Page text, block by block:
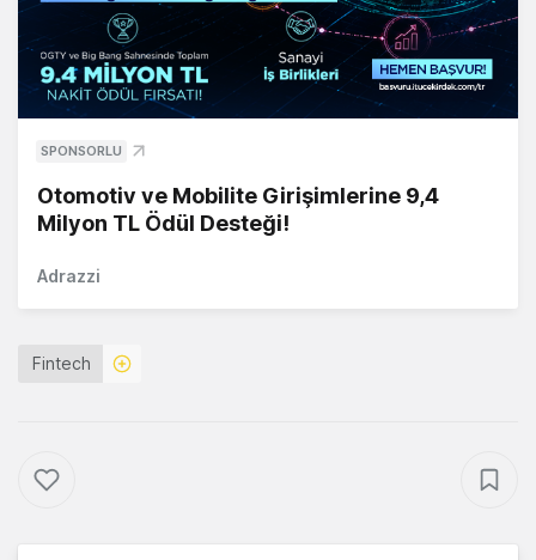
SPONSORLU
Otomotiv ve Mobilite Girişimlerine 9,4
Milyon TL Ödül Desteği!
Adrazzi
Fintech